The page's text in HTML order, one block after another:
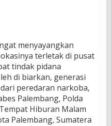
menyayangkan
terletak di pusat
tindak pidana
di biarkan, generasi
peredaran narkoba,
Palembang, Polda
Hiburan Malam
Palembang, Sumatera